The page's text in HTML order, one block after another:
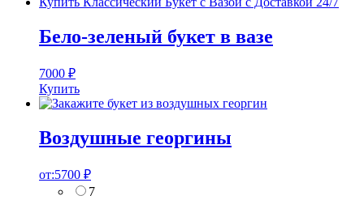
Бело-зеленый букет в вазе
7000 ₽
Купить
Воздушные георгины
от:5700 ₽
7